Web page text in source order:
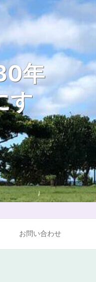
年
す
お問い合わせ